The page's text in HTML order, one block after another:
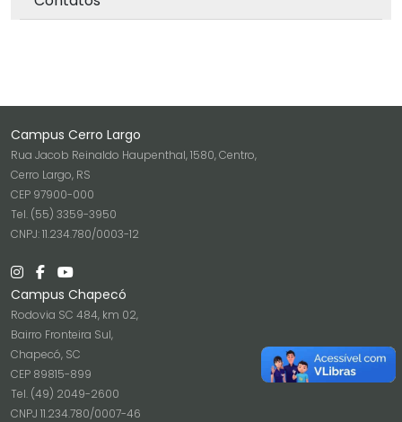
Campus Cerro Largo
Rua Jacob Reinaldo Haupenthal, 1580, Centro,
Cerro Largo, RS
CEP 97900-000
Tel. (55) 3359-3950
CNPJ: 11.234.780/0003-12
Campus Chapecó
Rodovia SC 484, km 02,
Bairro Fronteira Sul,
Chapecó, SC
CEP 89815-899
Tel. (49) 2049-2600
CNPJ 11.234.780/0007-46